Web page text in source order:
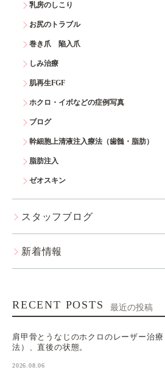
乳房のしこり
お尻のトラブル
巻き爪 陥入爪
しみ治療
肌再生FGF
ホクロ・イボなどの症例写真
ブログ
幹細胞上清液注入療法（歯髄・脂肪）
脂肪注入
ゼオスキン
スタッフブログ
新着情報
RECENT POSTS 最近の投稿
肩甲骨とうなじのホクロのレーザー治療
法）、直後の状態。
2026.08.06